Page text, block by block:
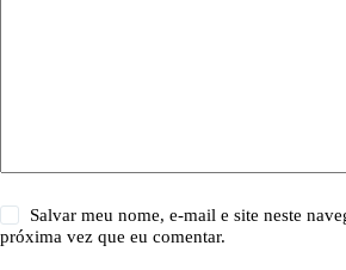
Salvar meu nome, e-mail e site neste
próxima vez que eu comentar.